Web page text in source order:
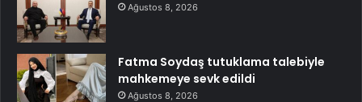
Ağustos 8, 2026
Fatma Soydaş tutuklama talebiyle
mahkemeye sevk edildi
Ağustos 8, 2026